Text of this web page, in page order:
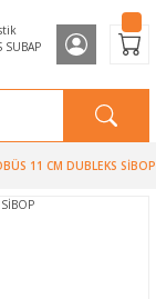
11 CM DUBLEKS SİBOP